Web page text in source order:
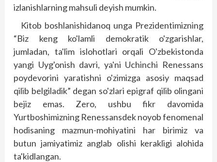
izlanishlarning mahsuli deyish mumkin.
Kitob boshlanishidanoq unga Prezidentimizning
“Biz keng ko'lamli demokratik o'zgarish­lar,
jumladan, ta'lim islohotlari orqali O'zbekistonda
yangi Uyg'onish davri, ya'ni Uchinchi Renessans
poydevorini yaratishni o'zimizga asosiy maqsad
qilib belgiladik” degan so'zlari epigraf qilib olingani
bejiz emas. Zero, ushbu fikr davomida
Yurtboshimizning Renessansdek noyob fenomenal
hodisaning mazmun-mohiyatini har birimiz va
butun jamiyatimiz ang­lab olishi kerakligi alohida
ta'kid­langan.